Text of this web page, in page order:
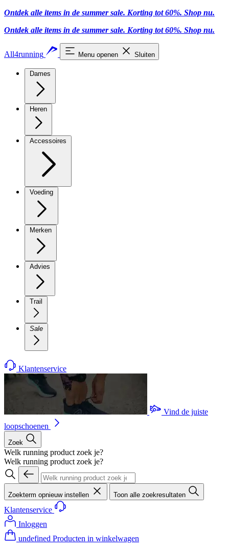
Ontdek alle items in de summer sale. Korting tot 60%. Shop nu.
Ontdek alle items in de summer sale. Korting tot 60%. Shop nu.
All4running Menu openen Sluiten
Dames
Heren
Accessoires
Voeding
Merken
Advies
Trail
Sale
Klantenservice
Vind de juiste
loopschoenen
Zoek
Welk running product zoek je?
Welk running product zoek je?
Zoekterm opnieuw instellen Toon alle zoekresultaten
Klantenservice
Inloggen
undefined Producten in winkelwagen